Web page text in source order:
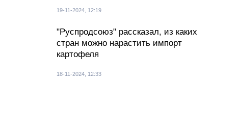
19-11-2024, 12:19
"Руспродсоюз" рассказал, из каких
стран можно нарастить импорт
картофеля
18-11-2024, 12:33